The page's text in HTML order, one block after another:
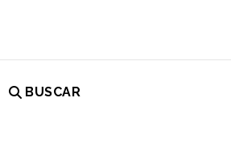
BUSCAR